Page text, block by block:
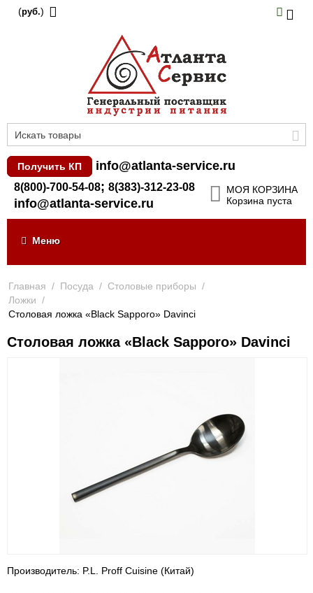
(руб.)
Получить КП info@atlanta-service.ru
8(800)-700-54-08; 8(383)-312-23-08
info@atlanta-service.ru
МОЯ КОРЗИНА
Корзина пуста
Меню
Главная / Посуда / Столовые приборы /
Ложки /
Столовая ложка «Black Sapporo» Davinci
Столовая ложка «Black Sapporo» Davinci
Производитель: P.L. Proff Cuisine (Китай)